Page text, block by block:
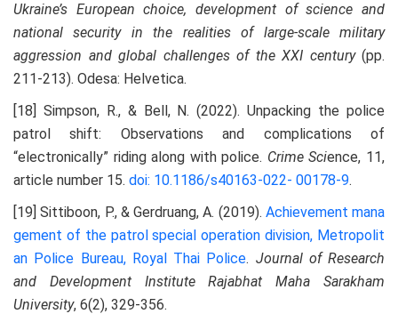
Ukraine’s European choice, development of science and
national security in the realities of large-scale military
aggression and global challenges of the XXI century (pp.
211-213). Odesa: Helvetica.
[18] Simpson, R., & Bell, N. (2022). Unpacking the police
patrol shift: Observations and complications of
“electronically” riding along with police. Crime Science, 11,
article number 15. doi: 10.1186/s40163-022- 00178-9.
[19] Sittiboon, P., & Gerdruang, A. (2019). Achievement mana
gement of the patrol special operation division, Metropolit
an Police Bureau, Royal Thai Police. Journal of Research
and Development Institute Rajabhat Maha Sarakham
University, 6(2), 329-356.